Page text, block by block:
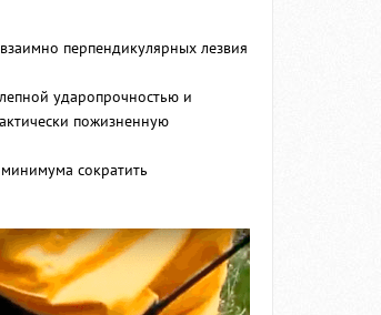
перпендикулярных лезвия
ударопрочностью и
пожизненную
сократить